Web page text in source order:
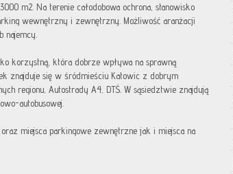
m2. Na terenie całodobowa ochrona, stanowisko
wewnętrzny i zewnętrzny. Możliwość aranżacji
najemcy.
korzystną, która dobrze wpływa na sprawną
znajduje się w śródmieściu Katowic z dobrym
regionu, Autostrady A4, DTŚ. W sąsiedztwie znajdują
autobusowej.
miejsca parkingowe zewnętrzne jak i miejsca na